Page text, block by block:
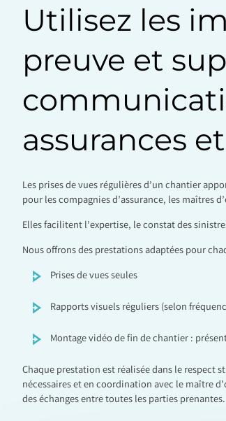
Utilisez les
preuve et
assurances
Les prises de vues régulières d’un chantier
pour les compagnies d’assurance, les maîtres
Elles facilitent l’expertise, le constat des
Nous offrons des prestations adaptées pour
Prises de vues seules
Rapports visuels réguliers (selon
Montage vidéo de fin de chantier :
Chaque prestation est réalisée dans le respect
nécessaires et en coordination avec le maître
des échanges entre toutes les parties prenantes.